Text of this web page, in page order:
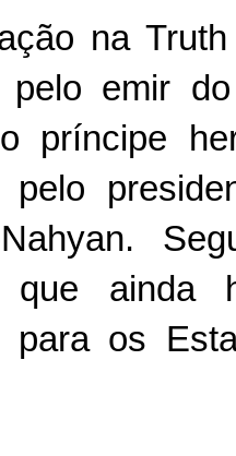
na
pelo emir
príncipe
que ainda
para os